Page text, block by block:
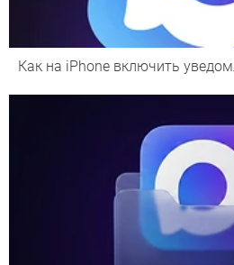
Как на iPhone включить